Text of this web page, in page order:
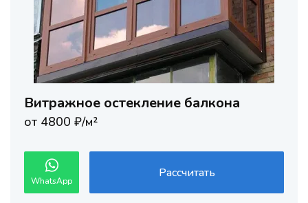
Витражное остекление балкона
от 4800 ₽/м²
WhatsApp
Рассчитать